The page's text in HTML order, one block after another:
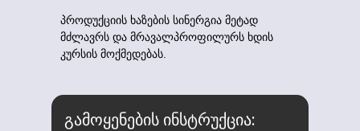
პროდუქციის ხაზების სინერგია მეტად
მძლავრს და მრავალპროფილურს ხდის
კურსის მოქმედებას.
გამოყენების ინსტრუქცია: